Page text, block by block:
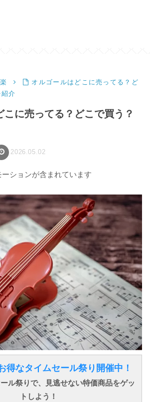
オルゴールはどこに売ってる？ど
介
こに売ってる？どこで買う？
2026.05.02
ションが含まれています
得なタイムセール祭り開催中！
ル祭りで、見逃せない特価商品をゲッ
トしよう！